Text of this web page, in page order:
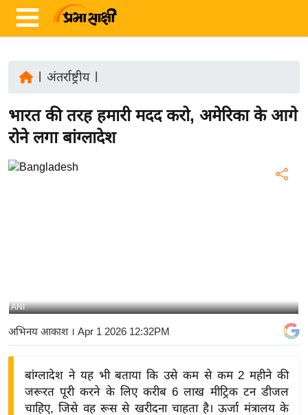
ज़ा
ख
र
ष्ट्री
य
बि
अंतर्राष्ट्रीय|
भारत की तरह हमारी मदद करो, अमेरिका के आगे
रोने लगा बांग्लादेश
ANI
अभिनय आकाश। Apr 1 2026 12:32PM
बांग्लादेश ने यह भी बताया कि उसे कम से कम 2 महीने की
जरूरत पूरी करने के लिए करीब 6 लाख मीट्रिक टन डीजल
चाहिए, जिसे वह रूस से खरीदना चाहता है। ऊर्जा मंत्रालय के